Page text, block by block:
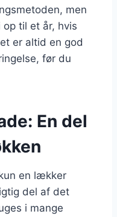
men
til et år, hvis
er altid en god
før du
En del
en lækker
del af det
i mange